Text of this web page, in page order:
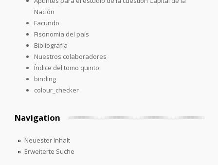
Nación
Facundo
Fisonomía del país
Bibliografía
Nuestros colaboradores
Índice del tomo quinto
binding
colour_checker
Navigation
Neuester Inhalt
Erweiterte Suche